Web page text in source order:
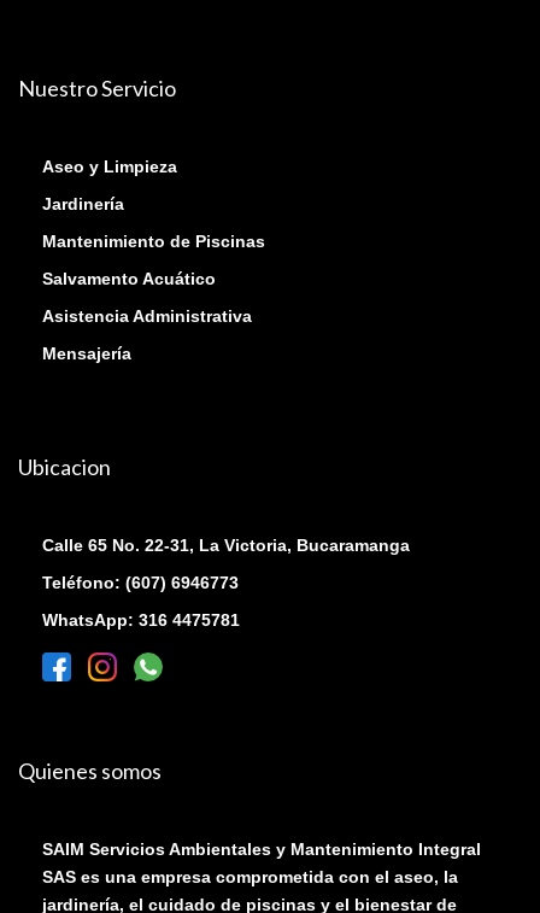
Nuestro Servicio
Aseo y Limpieza
Jardinería
Mantenimiento de Piscinas
Salvamento Acuático
Asistencia Administrativa
Mensajería
Ubicacion
Calle 65 No. 22-31, La Victoria, Bucaramanga
Teléfono: (607) 6946773
WhatsApp: 316 4475781
Quienes somos
SAIM Servicios Ambientales y Mantenimiento Integral
SAS es una empresa comprometida con el aseo, la
jardinería, el cuidado de piscinas y el bienestar de